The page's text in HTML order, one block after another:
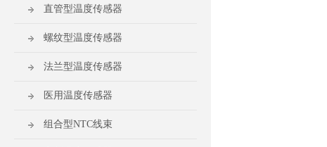
直管型温度传感器
螺纹型温度传感器
法兰型温度传感器
医用温度传感器
组合型NTC线束